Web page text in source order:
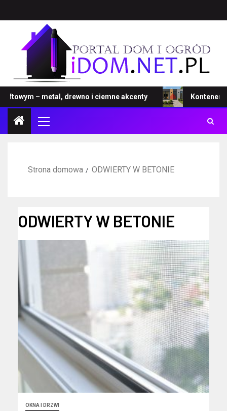
– metal, drewno i ciemne akcenty Kontener –
Strona domowa ODWIERTY W BETONIE
ODWIERTY W BETONIE
OKNA I DRZWI